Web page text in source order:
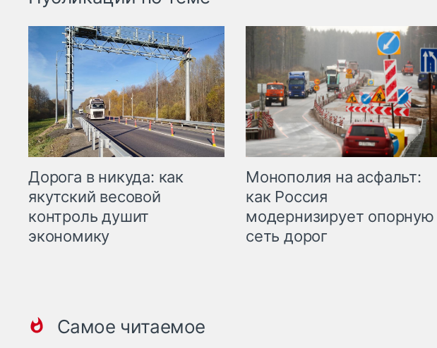
Дорога в никуда: как
якутский весовой
контроль душит
экономику
Монополия на асфальт:
как Россия
модернизирует опорную
сеть дорог
Самое читаемое